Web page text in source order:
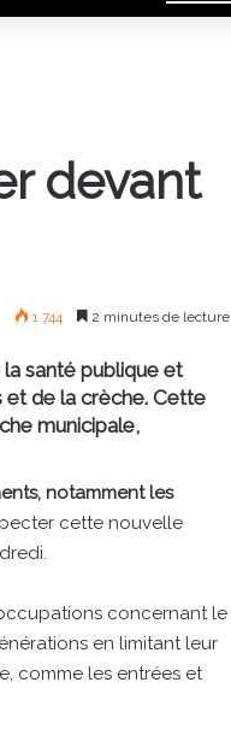
devant
1 744 2 minutes de lecture
santé publique et
et de la crèche. Cette
municipale,
notamment les
cette nouvelle
concernant le
en limitant leur
comme les entrées et